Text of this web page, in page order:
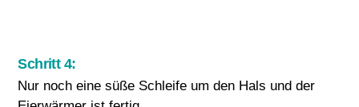
Schritt 4:
Nur noch eine süße Schleife um den Hals und der